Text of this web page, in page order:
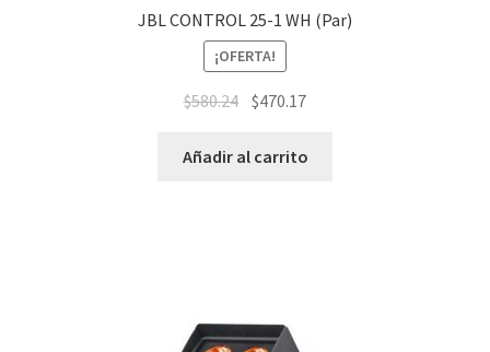
JBL CONTROL 25-1 WH (Par)
¡OFERTA!
$580.24 $470.17
Añadir al carrito